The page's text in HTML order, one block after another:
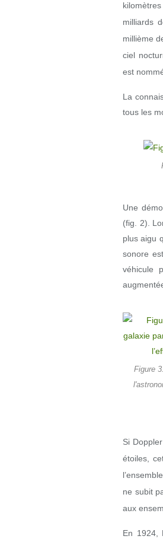
milliards
millième
ciel
est
La
tous les
Une
(fig. 2).
plus aigu
sonore
véhicule
Figure
Si
étoiles,
ne subit
aux
En 1924,